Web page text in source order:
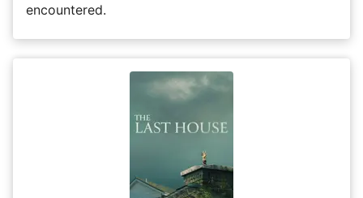
encountered.